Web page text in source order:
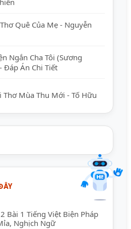
Quê Của Mẹ - Nguyễn
Ngắn Cha Tôi (Sương
- Đáp Án Chi Tiết
Thơ Mùa Thu Mới - Tố Hữu
Bài 1 Tiếng Việt Biện Pháp
Nghịch Ngữ
sẵn sàng hỗ trợ bạn
văn học. Hãy nhập từ